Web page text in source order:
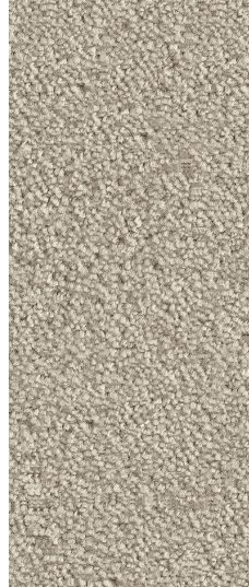
Коричневый
Кремовый
Оливковый
Разноцветный
Розовый
Серый
Синий
Фиолетовый
Черный
По
цене
от
100
₽
до
5
000
₽
от
5
000
₽
до
15
000
₽
от
15
000